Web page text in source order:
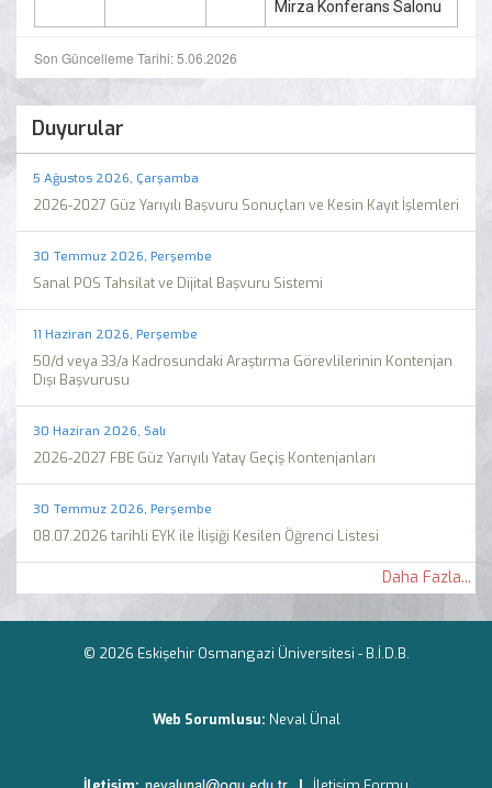
Mirza Konferans Salonu
Son Güncelleme Tarihi: 5.06.2026
Duyurular
5 Ağustos 2026, Çarşamba
2026-2027 Güz Yarıyılı Başvuru Sonuçları ve Kesin Kayıt İşlemleri
30 Temmuz 2026, Perşembe
Sanal POS Tahsilat ve Dijital Başvuru Sistemi
11 Haziran 2026, Perşembe
50/d veya 33/a Kadrosundaki Araştırma Görevlilerinin Kontenjan
Dışı Başvurusu
30 Haziran 2026, Salı
2026-2027 FBE Güz Yarıyılı Yatay Geçiş Kontenjanları
30 Temmuz 2026, Perşembe
08.07.2026 tarihli EYK ile İlişiği Kesilen Öğrenci Listesi
Daha Fazla...
© 2026 Eskişehir Osmangazi Üniversitesi - B.İ.D.B.
Web Sorumlusu: Neval Ünal